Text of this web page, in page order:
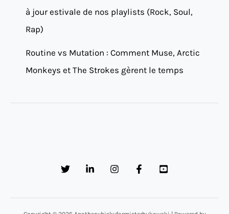
à jour estivale de nos playlists (Rock, Soul,
Rap)
Routine vs Mutation : Comment Muse, Arctic
Monkeys et The Strokes gèrent le temps